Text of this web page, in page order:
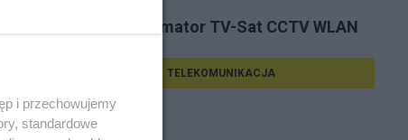
Tematy Informator TV-Sat CCTV WLAN
TELEKOMUNIKACJA
i przechowujemy
standardowe